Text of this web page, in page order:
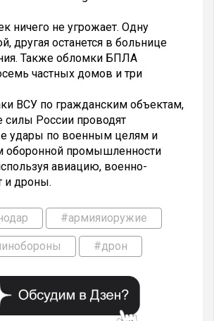
ничего не угрожает. Одну
другая останется в больнице
Также обломки БПЛА
частных домов и три
ВСУ по гражданским объектам,
России проводят
удары по военным целям и
оборонной промышленности
авиацию, военно-
и дроны.
#армияиоружие
#дрон